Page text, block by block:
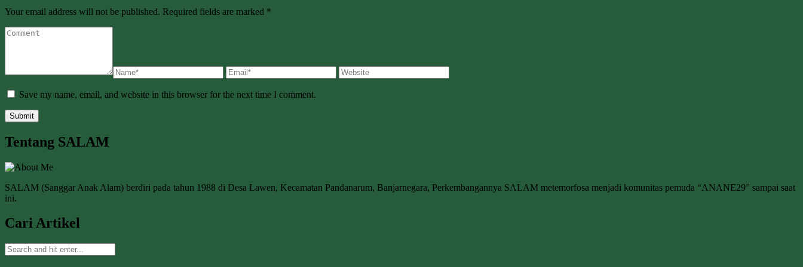
Your email address will not be published. Required fields are marked *
Save my name, email, and website in this browser for the next time I comment.
Tentang SALAM
SALAM (Sanggar Anak Alam) berdiri pada tahun 1988 di Desa Lawen, Kecamatan Pandanarum, Banjarnegara, Perkembangannya SALAM metemorfosa menjadi komunitas pemuda “ANANE29” sampai saat
ini.
Cari Artikel